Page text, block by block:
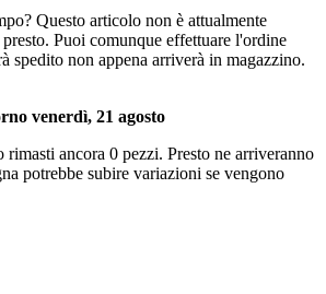
Questo articolo non è attualmente
Puoi comunque effettuare l'ordine
spedito non appena arriverà in magazzino.
venerdì, 21 agosto
ancora 0 pezzi. Presto ne arriveranno
potrebbe subire variazioni se vengono